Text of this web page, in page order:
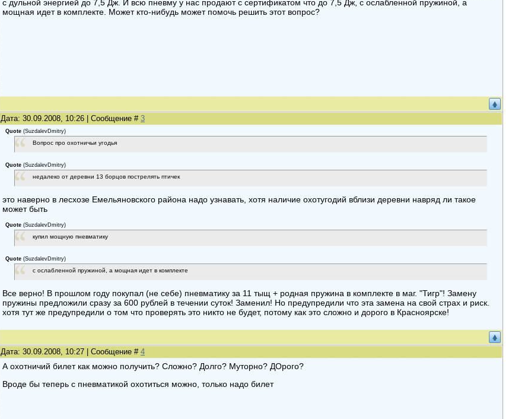
с дульной энергией до 7,5 Дж. И всю пневму у нас продают с сертификатом что до 7,5 Дж, с ослабленной пружиной, а
мощная идет в комплекте. Может кто-нибудь может помочь решить этот вопрос?
Дата: 30.09.2008, 10:26 | Сообщение # 3
Quote (SuzdalevDmitry)
Вопрос про охотничьи угодья
Quote (SuzdalevDmitry)
недалеко от деревни 13 борцов пострелять птичек
это наверно в лесхозе Емельяновского района надо узнавать, хотя наличие охотугодий вблизи деревни навряд ли такое
может быть
Quote (SuzdalevDmitry)
купил мощную пневматику
Quote (SuzdalevDmitry)
с ослабленной пружиной, а мощная идет в комплекте
Все верно! В прошлом году покупал (не себе) пневматику за 11 тыщ + родная пружина в комплекте в маг. "Тигр"! Замену
пружины предложили сразу за 600 рублей в течении суток! Заменил! Но предупредили что эта замена на свой страх и риск.
хотя тут же предупредили о том что проверять это никто не будет, потому как это сложно и дорого в Красноярске!
Дата: 30.09.2008, 10:27 | Сообщение # 4
А охотничий билет как можно получить? Сложно? Долго? Муторно? ДОрого?
Вроде бы теперь с пневматикой охотиться можно, только надо билет